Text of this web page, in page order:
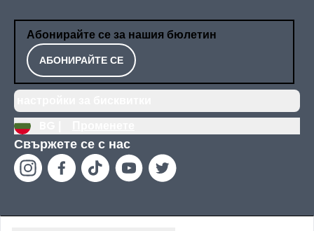
Абонирайте се за нашия бюлетин
АБОНИРАЙТЕ СЕ
Свържете се с нас